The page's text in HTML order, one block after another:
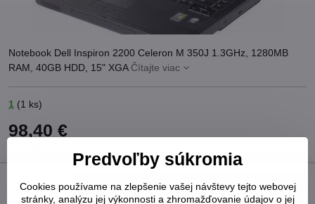
Notebook Dell Inspiron 2200 Celeron M 350J 1.3GHz, 1280MB
RAM, 40GB HDD, 15" XGA Čítajte viac
1 (1 ks)
98,40 €
Do košíka
Predvoľby súkromia
Cookies používame na zlepšenie vašej návštevy tejto webovej
stránky, analýzu jej výkonnosti a zhromažďovanie údajov o jej